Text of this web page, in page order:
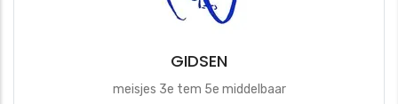
GIDSEN
meisjes 3e tem 5e middelbaar